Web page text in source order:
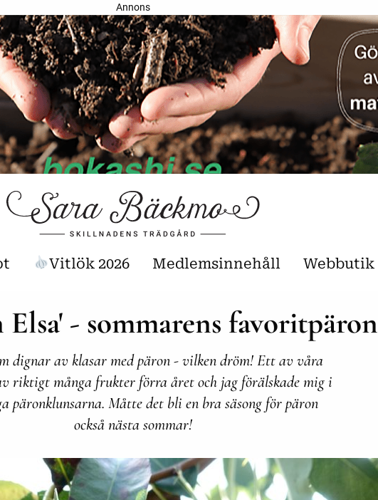
Annons
Vitlök 2026 Medlemsinnehåll Webbutik
- sommarens favoritpäron
dignar av klasar med päron - vilken dröm! Ett av våra
riktigt många frukter förra året och jag förälskade mig i
päronklunsarna. Måtte det bli en bra säsong för päron
också nästa sommar!